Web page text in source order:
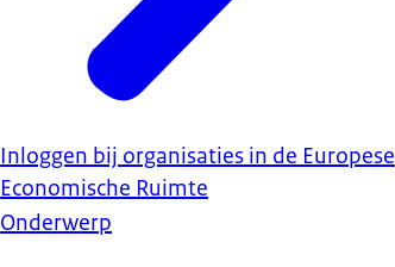
Inloggen bij organisaties in de Europese
Economische Ruimte
Onderwerp